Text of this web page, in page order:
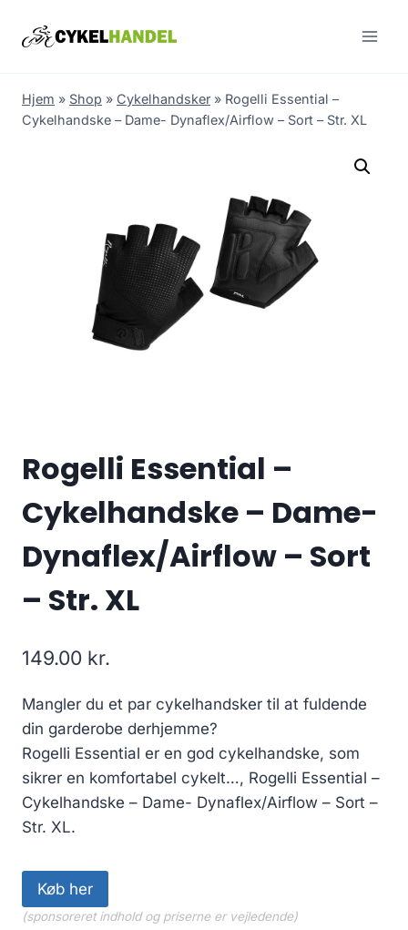
Hjem » Shop » Cykelhandsker » Rogelli Essential –
Cykelhandske – Dame- Dynaflex/Airflow – Sort – Str. XL
Rogelli Essential –
Cykelhandske – Dame-
Dynaflex/Airflow – Sort
– Str. XL
149.00 kr.
Mangler du et par cykelhandsker til at fuldende
din garderobe derhjemme?
Rogelli Essential er en god cykelhandske, som
sikrer en komfortabel cykelt…, Rogelli Essential –
Cykelhandske – Dame- Dynaflex/Airflow – Sort –
Str. XL.
Køb her
(sponsoreret indhold og priserne er vejledende)